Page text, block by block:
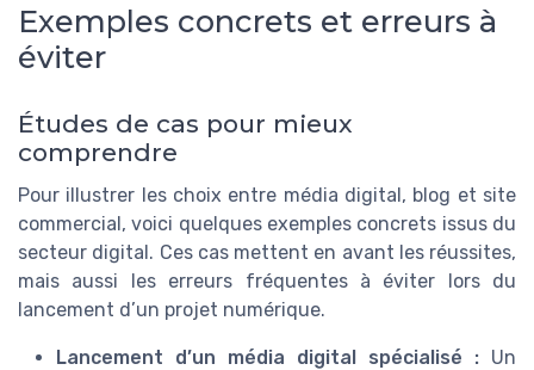
Exemples concrets et erreurs à
éviter
Études de cas pour mieux
comprendre
Pour illustrer les choix entre média digital, blog et site
commercial, voici quelques exemples concrets issus du
secteur digital. Ces cas mettent en avant les réussites,
mais aussi les erreurs fréquentes à éviter lors du
lancement d’un projet numérique.
Lancement d’un média digital spécialisé : Un